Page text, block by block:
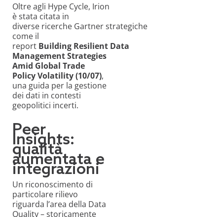
Oltre agli Hype Cycle, Irion
è stata citata in
diverse ricerche Gartner strategiche
come il
report Building Resilient Data
Management Strategies
Amid Global Trade
Policy Volatility (10/07),
una guida per la gestione
dei dati in contesti
geopolitici incerti.
Peer
Insights:
qualità
aumentata e
integrazioni
Un riconoscimento di
particolare rilievo
riguarda l’area della Data
Quality – storicamente